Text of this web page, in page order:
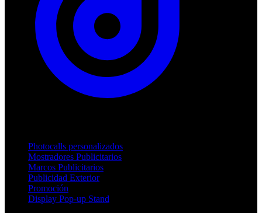
Photocalls personalizados
Mostradores Publicitarios
Marcos Publicitarios
Publicidad Exterior
Promoción
Display Pop-up Stand